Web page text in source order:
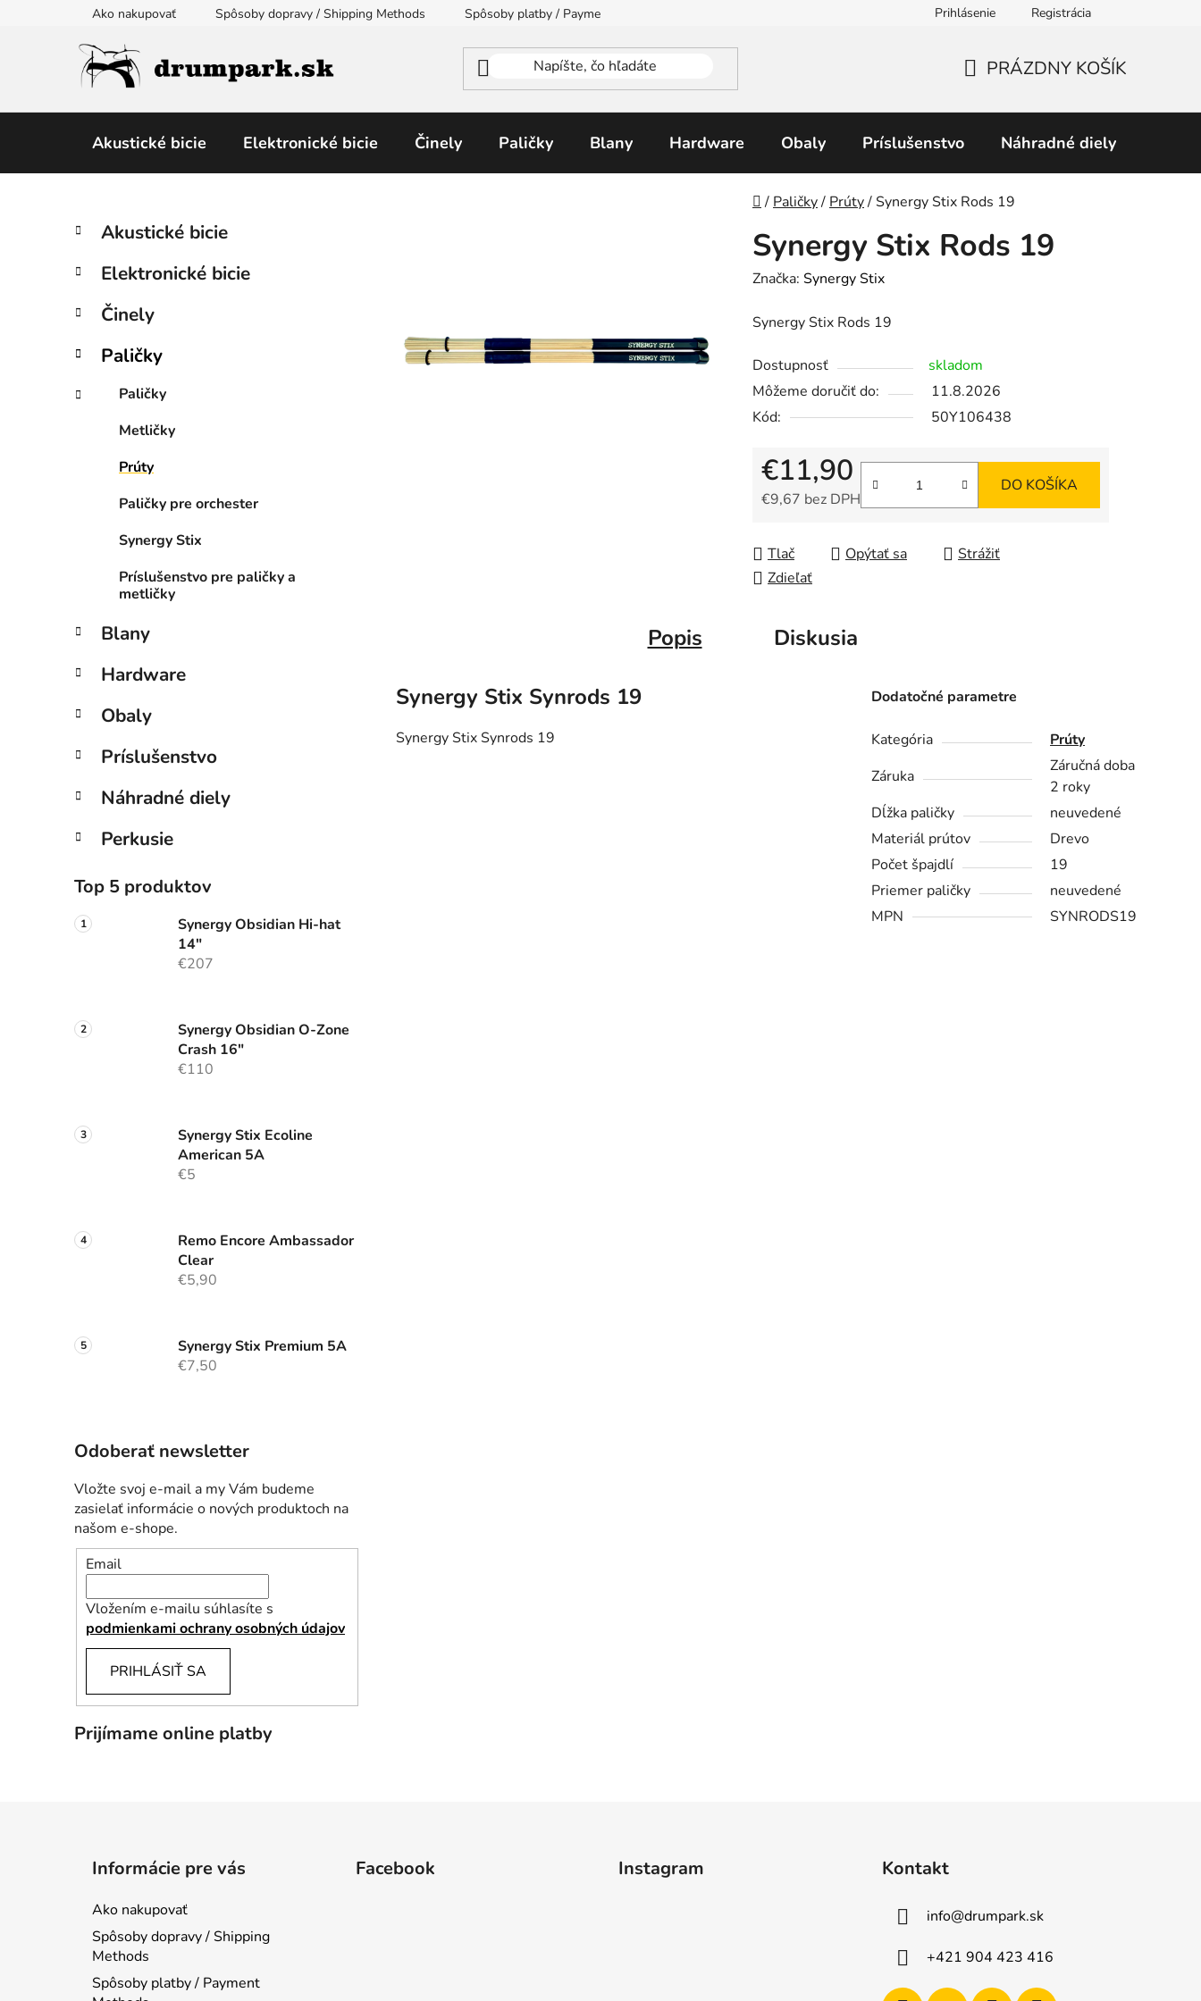
Ako nakupovať Spôsoby dopravy / Shipping Methods Spôsoby platby / Payment Methods Obchodné podmienky Predávané značky
Prihlásenie Registrácia
KOŠÍK
PRÁZDNY KOŠÍK
Akustické bicie Elektronické bicie Činely Paličky Blany Hardware Obaly Príslušenstvo Náhradné diely
Domov
/ Paličky/ Prúty/Synergy Stix Rods 19
B
č
ý
a
n
e
Preskočiť
kategórie
K
a
e
ó
i
Akustické bicie
Elektronické bicie
Činely
Paličky
Paličky
Metličky
Prúty
Paličky pre orchester
Synergy Stix
Príslušenstvo pre paličky a
metličky
Blany
Hardware
Obaly
Príslušenstvo
Náhradné diely
Perkusie
Top 5 produktov
Synergy Obsidian Hi-hat
14"
€207
Synergy Obsidian O-Zone
Crash 16"
€110
Synergy Stix Ecoline
American 5A
€5
Remo Encore Ambassador
Clear
€5,90
Synergy Stix Premium 5A
€7,50
Odoberať newsletter
Vložte svoj e-mail a my Vám budeme
zasielať informácie o nových produktoch na
našom e-shope.
Email
Vložením e-mailu súhlasíte s
podmienkami ochrany osobných údajov
PRIHLÁSIŤ SA
Prijímame online platby
Synergy Stix Rods 19
Značka: Synergy Stix
Synergy Stix Rods 19
Dostupnosť
skladom
Môžeme doručiť do:
11.8.2026
Kód:
50Y106438
€11,90
€9,67 bez DPH
DO KOŠÍKA
Tlač Opýtať sa
Strážiť
Zdieľať
Popis Diskusia
Synergy Stix Synrods 19
Synergy Stix Synrods 19
Dodatočné parametre
Kategória
Prúty
Záruka
Záručná doba
2 roky
Dĺžka paličky
neuvedené
Materiál prútov
Drevo
Počet špajdlí
19
Priemer paličky
neuvedené
MPN
SYNRODS19
Informácie pre vás
Ako nakupovať
Spôsoby dopravy / Shipping
Methods
Spôsoby platby / Payment
Facebook Instagram Kontakt
info@drumpark.sk
+421 904 423 416